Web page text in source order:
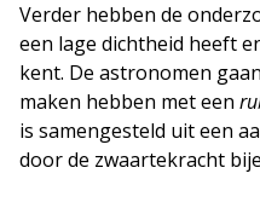
Verder hebben de
een lage dichtheid heeft
kent. De astronomen
maken hebben met een
is samengesteld uit een
door de zwaartekracht